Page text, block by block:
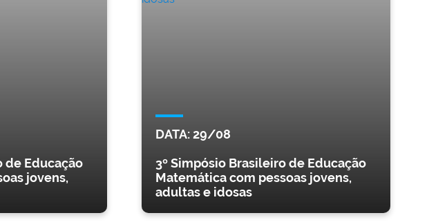
de Educação
jovens,
DATA:29/08
3º Simpósio Brasileiro de Educação
Matemática com pessoas jovens,
adultas e idosas